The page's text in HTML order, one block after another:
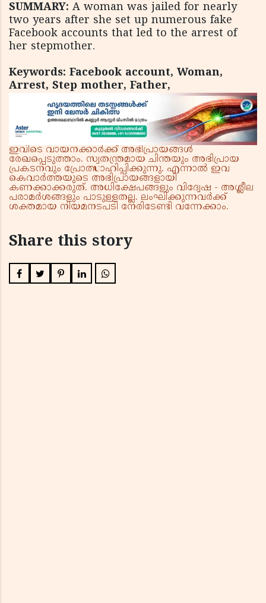
SUMMARY: A woman was jailed for nearly
two years after she set up numerous fake
Facebook accounts that led to the arrest of
her stepmother.
Keywords: Facebook account, Woman,
Arrest, Step mother, Father,
ഇവിടെ വായനക്കാർക്ക് അഭിപ്രായങ്ങൾ
രേഖപ്പെടുത്താം. സ്വതന്ത്രമായ ചിന്തയും അഭിപ്രായ
പ്രകടനവും പ്രോത്സാഹിപ്പിക്കുന്നു. എന്നാൽ ഇവ
കെവാർത്തയുടെ അഭിപ്രായങ്ങളായി
കണക്കാക്കരുത്. അധിക്ഷേപങ്ങളും വിദ്വേഷ - അശ്ലീല
പരാമർശങ്ങളും പാടുള്ളതല്ല. ലംഘിക്കുന്നവർക്ക്
ശക്തമായ നിയമനടപടി നേരിടേണ്ടി വന്നേക്കാം.
Share this story